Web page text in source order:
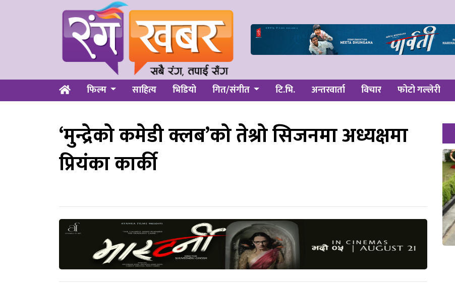
फिल्म साहित्य भिडियो गित/संगीत टि.भि. अन्तरवार्ता विचार फोटो गल्लेरी
‘मुन्द्रेको कमेडी क्लब’को तेश्रो सिजनमा अध्यक्षमा
प्रियंका कार्की